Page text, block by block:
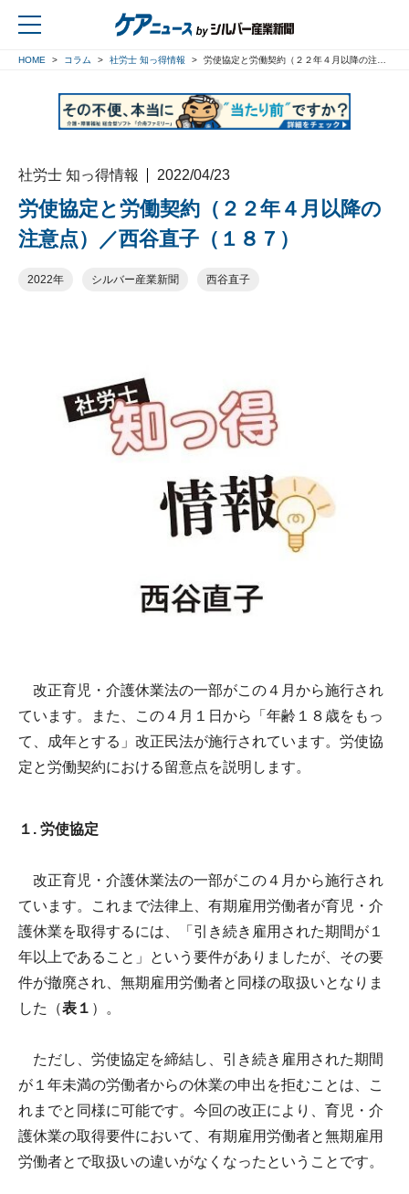
HOME コラム 社労士 知っ得情報 労使協定と労働契約（２２年４月以降の注意点）／西谷直子（１８７）
社労士 知っ得情報 2022/04/23
労使協定と労働契約（２２年４月以降の
注意点）／西谷直子（１８７）
2022年 シルバー産業新聞 西谷直子
改正育児・介護休業法の一部がこの４月から施行され
ています。また、この４月１日から「年齢１８歳をもっ
て、成年とする」改正民法が施行されています。労使協
定と労働契約における留意点を説明します。
１. 労使協定
改正育児・介護休業法の一部がこの４月から施行され
ています。これまで法律上、有期雇用労働者が育児・介
護休業を取得するには、「引き続き雇用された期間が１
年以上であること」という要件がありましたが、その要
件が撤廃され、無期雇用労働者と同様の取扱いとなりま
した（表１ ）。
ただし、労使協定を締結し、引き続き雇用された期間
が１年未満の労働者からの休業の申出を拒むことは、こ
れまでと同様に可能です。今回の改正により、育児・介
護休業の取得要件において、有期雇用労働者と無期雇用
労働者とで取扱いの違いがなくなったということです。